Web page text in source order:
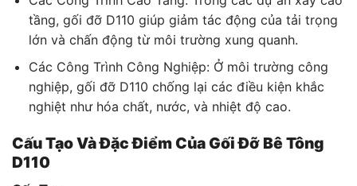
tầng, gối đỡ D110 giúp giảm tác động của tải trọng
lớn và chấn động từ môi trường xung quanh.
Các Công Trình Công Nghiệp: Ở môi trường công
nghiệp, gối đỡ D110 chống lại các điều kiện khắc
nghiệt như hóa chất, nước, và nhiệt độ cao.
Cấu Tạo Và Đặc Điểm Của Gối Đỡ Bê Tông
D110